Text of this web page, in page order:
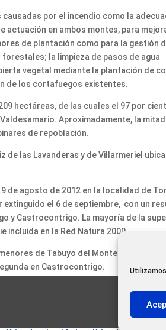
por el incendio como la
en ambos montes, para
de plantación como para la gestión
la limpieza de pasos de agua
vegetal mediante la plantación de
de los cortafuegos existentes.
hectáreas, de las cuales el 97 por
Aproximadamente, la
de repoblación.
las Lavanderas y de Villarmeriel
de agosto de 2012 en la localidad de
el 6 de septiembre, con un
y Castrocontrigo. La mayoría de la
en la Red Natura 2000.
de Tabuyo del Monte y de Morla
en Castrocontrigo.